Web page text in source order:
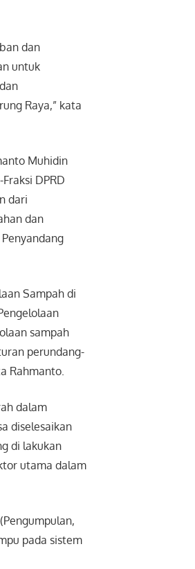
dan
untuk
Raya,” kata
Muhidin
DPRD
dari
dan
Sampah di
sampah
perundang-
Rahmanto.
dalam
diselesaikan
di lakukan
utama dalam
pada sistem